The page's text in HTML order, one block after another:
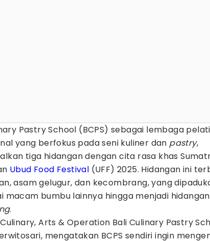
Pastry School (BCPS) sebagai lembaga
yang berfokus pada seni kuliner dan pastry,
tiga hidangan dengan cita rasa khas
Ubud Food Festival (UFF) 2025. Hidangan ini
asam gelugur, dan kecombrang, yang
macam bumbu lainnya hingga menjadi
.
Arts & Operation Bali Culinary Pastry
mengatakan BCPS sendiri ingin